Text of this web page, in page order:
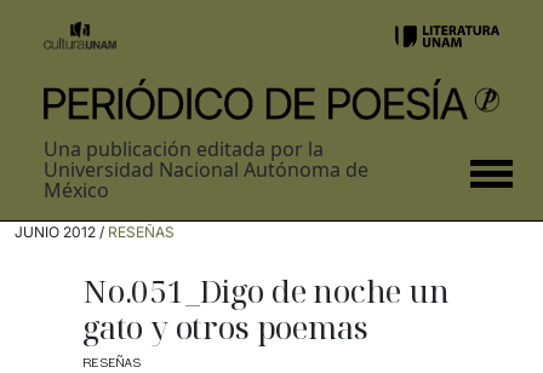
Una publicación editada por la
Universidad Nacional Autónoma de
México
JUNIO 2012 / RESEÑAS
No.051_Digo de noche un
gato y otros poemas
RESEÑAS